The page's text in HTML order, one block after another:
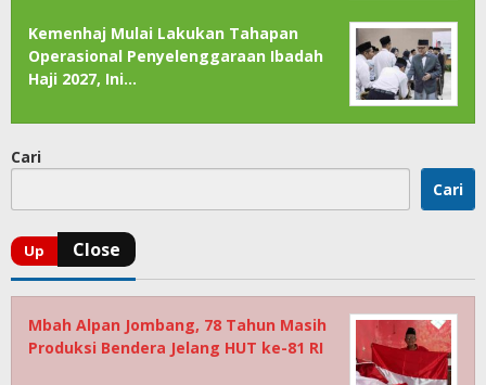
Kemenhaj Mulai Lakukan Tahapan
Operasional Penyelenggaraan Ibadah
Haji 2027, Ini…
Cari
Cari
Mbah Alpan Jombang, 78 Tahun Masih
Produksi Bendera Jelang HUT ke-81 RI